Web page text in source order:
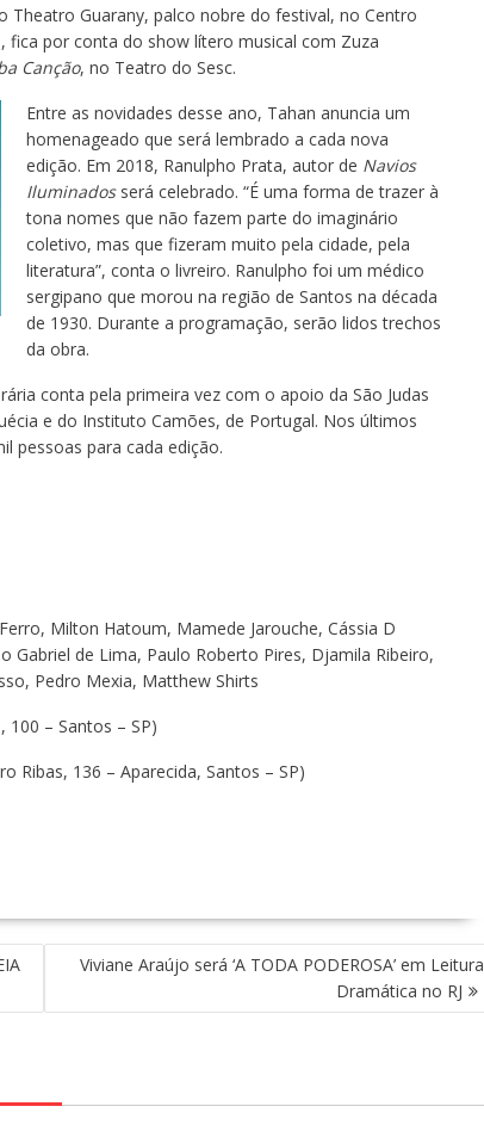
Guarany, palco nobre do festival, no Centro
por conta do show lítero musical com Zuza
Canção, no Teatro do Sesc.
Entre as novidades desse ano, Tahan anuncia um
homenageado que será lembrado a cada nova
edição. Em 2018, Ranulpho Prata, autor de Navios
Iluminadosserá celebrado. “É uma forma de trazer à
tona nomes que não fazem parte do imaginário
coletivo, mas que fizeram muito pela cidade, pela
literatura”, conta o livreiro. Ranulpho foi um médico
sergipano que morou na região de Santos na década
de 1930. Durante a programação, serão lidos trechos
da obra.
conta pela primeira vez com o apoio da São Judas
e do Instituto Camões, de Portugal. Nos últimos
pessoas para cada edição.
Milton Hatoum, Mamede Jarouche, Cássia D
Gabriel de Lima, Paulo Roberto Pires, Djamila Ribeiro,
Pedro Mexia, Matthew Shirts
100 – Santos – SP)
Ribas, 136 – Aparecida, Santos – SP)
Viviane Araújo será ‘A TODA PODEROSA’ em Leitura
Dramática no RJ